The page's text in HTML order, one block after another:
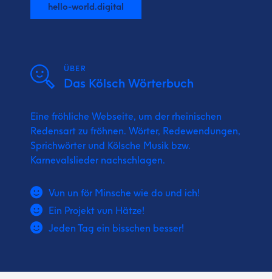
hello-world.digital
ÜBER
Das Kölsch Wörterbuch
Eine fröhliche Webseite, um der rheinischen
Redensart zu fröhnen. Wörter, Redewendungen,
Sprichwörter und Kölsche Musik bzw.
Karnevalslieder nachschlagen.
Vun un för Minsche wie do und ich!
Ein Projekt vun Hätze!
Jeden Tag ein bisschen besser!